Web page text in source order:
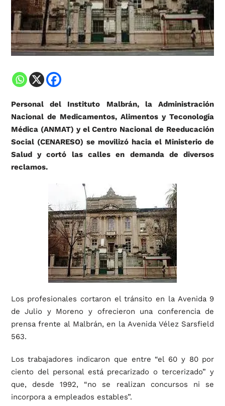
Personal del Instituto Malbrán, la Administración
Nacional de Medicamentos, Alimentos y Teconología
Médica (ANMAT) y el Centro Nacional de Reeducación
Social (CENARESO) se movilizó hacia el Ministerio de
Salud y cortó las calles en demanda de diversos
reclamos.
Los profesionales cortaron el tránsito en la Avenida 9
de Julio y Moreno y ofrecieron una conferencia de
prensa frente al Malbrán, en la Avenida Vélez Sarsfield
563.
Los trabajadores indicaron que entre “el 60 y 80 por
ciento del personal está precarizado o tercerizado” y
que, desde 1992, “no se realizan concursos ni se
incorpora a empleados estables”.